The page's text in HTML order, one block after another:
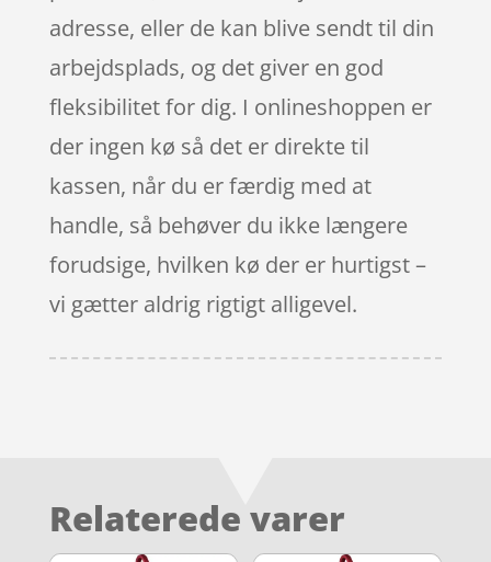
adresse, eller de kan blive sendt til din
arbejdsplads, og det giver en god
fleksibilitet for dig. I onlineshoppen er
der ingen kø så det er direkte til
kassen, når du er færdig med at
handle, så behøver du ikke længere
forudsige, hvilken kø der er hurtigst –
vi gætter aldrig rigtigt alligevel.
Relaterede varer